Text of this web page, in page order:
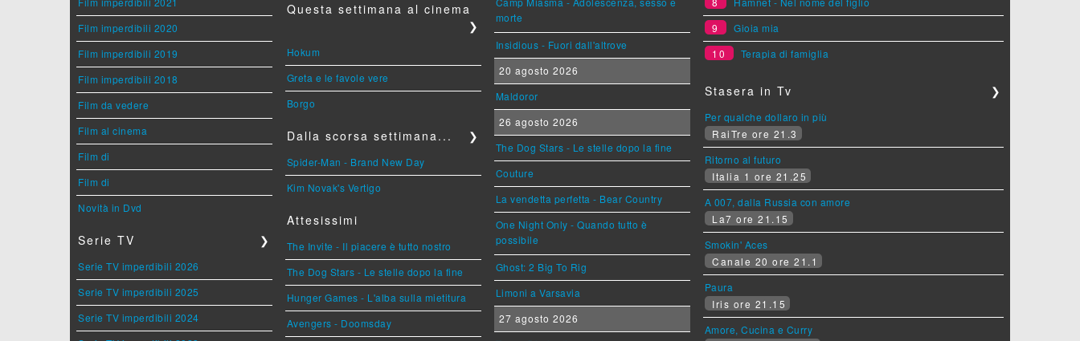
Film imperdibili 2020
Film imperdibili 2019
Film imperdibili 2018
Film da vedere
Film al cinema
Film di
Film di
Novità in Dvd
Serie TV ❯
Serie TV imperdibili 2026
Serie TV imperdibili 2025
Serie TV imperdibili 2024
Questa settimana al cinema
❯
Hokum
Greta e le favole vere
Borgo
Dalla scorsa settimana... ❯
Spider-Man - Brand New Day
Kim Novak's Vertigo
Attesissimi
The Invite - Il piacere è tutto nostro
The Dog Stars - Le stelle dopo la fine
Hunger Games - L'alba sulla mietitura
Avengers - Doomsday
morte
Insidious - Fuori dall'altrove
20 agosto 2026
Maldoror
26 agosto 2026
The Dog Stars - Le stelle dopo la fine
Couture
La vendetta perfetta - Bear Country
One Night Only - Quando tutto è
possibile
Ghost: 2 Big To Rig
Limoni a Varsavia
27 agosto 2026
9
Gioia mia
10
Terapia di famiglia
Stasera in Tv ❯
Per qualche dollaro in più
RaiTre ore 21.3
Ritorno al futuro
Italia 1 ore 21.25
A 007, dalla Russia con amore
La7 ore 21.15
Smokin' Aces
Canale 20 ore 21.1
Paura
Iris ore 21.15
Amore, Cucina e Curry